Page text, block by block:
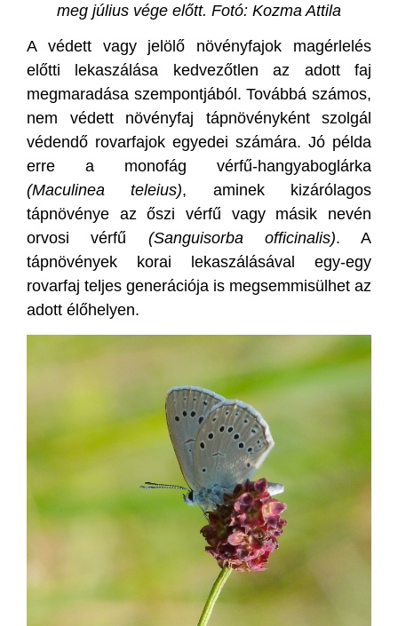
meg július vége előtt. Fotó: Kozma Attila
A védett vagy jelölő növényfajok magérlelés
előtti lekaszálása kedvezőtlen az adott faj
megmaradása szempontjából. Továbbá számos,
nem védett növényfaj tápnövényként szolgál
védendő rovarfajok egyedei számára. Jó példa
erre a monofág vérfű-hangyaboglárka
(Maculinea teleius), aminek kizárólagos
tápnövénye az őszi vérfű vagy másik nevén
orvosi vérfű (Sanguisorba officinalis). A
tápnövények korai lekaszálásával egy-egy
rovarfaj teljes generációja is megsemmisülhet az
adott élőhelyen.